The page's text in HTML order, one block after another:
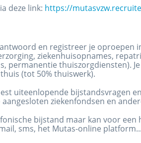
deze link: https://
en registreer je oproepen
ziekenhuisopnames,
permanentie thuiszorgdiensten).
(tot 50% thuiswerk).
uiteenlopende bijstandsvragen
ziekenfondsen en
bijstand maar kan voor
sms, het Mutas-online platform...